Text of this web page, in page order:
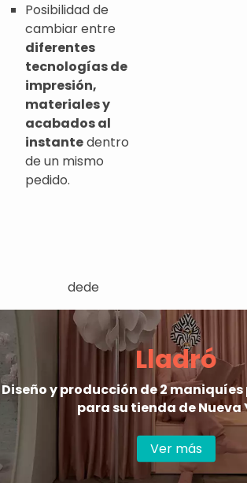
Posibilidad de
cambiar entre
diferentes
tecnologías de
impresión,
materiales y
acabados al
instantedentro
de un mismo
pedido.
dede
Lladró
Diseño y producción de 2
para su tienda de Nueva
Ver más